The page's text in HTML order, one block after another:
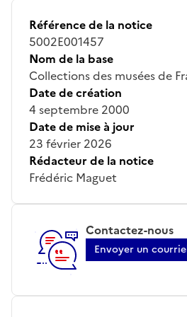
Référence de la notice
5002E001457
Nom de la base
Collections des musées de
Date de création
4 septembre 2000
Date de mise à jour
23 février 2026
Rédacteur de la notice
Frédéric Maguet
Contactez-nous
Envoyer un